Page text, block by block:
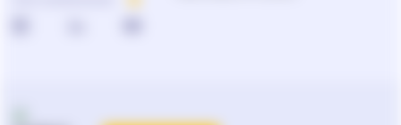
Реклама та PR